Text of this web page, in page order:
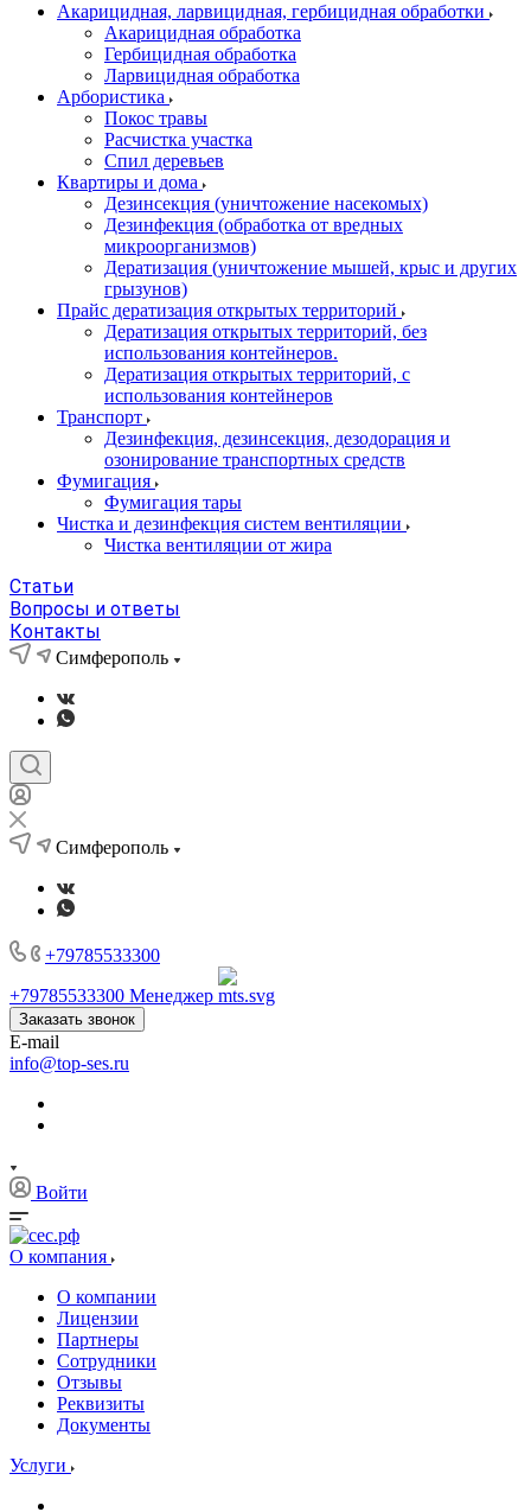
Акарицидная, ларвицидная, гербицидная обработки
Акарицидная обработка
Гербицидная обработка
Ларвицидная обработка
Арбористика
Покос травы
Расчистка участка
Спил деревьев
Квартиры и дома
Дезинсекция (уничтожение насекомых)
Дезинфекция (обработка от вредных
микроорганизмов)
Дератизация (уничтожение мышей, крыс и других
грызунов)
Прайс дератизация открытых территорий
Дератизация открытых территорий, без
использования контейнеров.
Дератизация открытых территорий, с
использования контейнеров
Транспорт
Дезинфекция, дезинсекция, дезодорация и
озонирование транспортных средств
Фумигация
Фумигация тары
Чистка и дезинфекция систем вентиляции
Чистка вентиляции от жира
Статьи
Вопросы и ответы
Контакты
Симферополь
Симферополь
+79785533300
+79785533300 Менеджер
Заказать звонок
E-mail
info@top-ses.ru
Войти
О компания
О компании
Лицензии
Партнеры
Сотрудники
Отзывы
Реквизиты
Документы
Услуги